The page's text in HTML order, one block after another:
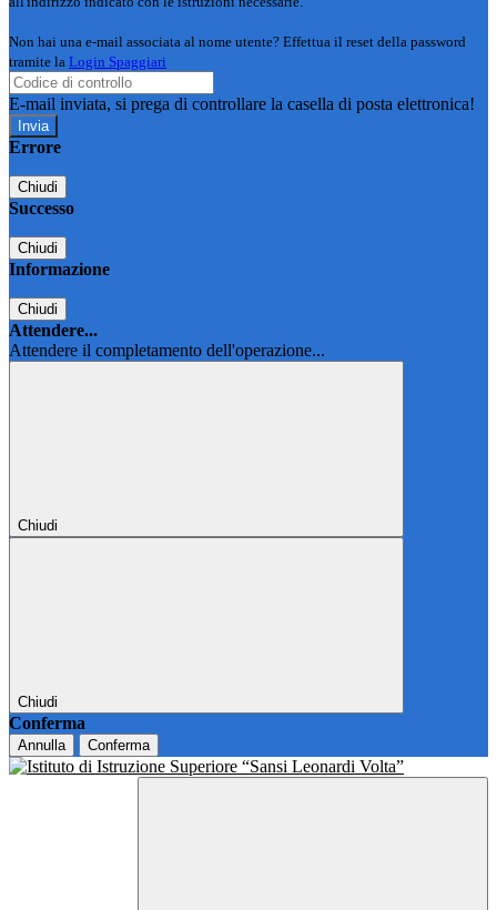
Non hai una e-mail associata al nome utente? Effettua il reset della password
tramite la Login Spaggiari
E-mail inviata, si prega di controllare la casella di posta elettronica!
Errore
Chiudi
Successo
Chiudi
Informazione
Chiudi
Attendere...
Attendere il completamento dell'operazione...
Chiudi
Chiudi
Conferma
Annulla Conferma